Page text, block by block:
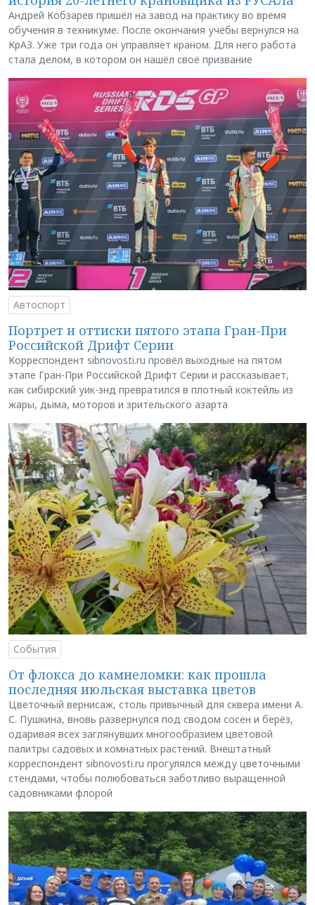
Андрей Кобзарев пришёл на завод на практику во время
обучения в техникуме. После окончания учёбы вернулся на
КрАЗ. Уже три года он управляет краном. Для него работа
стала делом, в котором он нашёл своё призвание
Автоспорт
Портрет и оттиски пятого этапа Гран-При
Российской Дрифт Серии
Корреспондент sibnovosti.ru провёл выходные на пятом
этапе Гран-При Российской Дрифт Серии и рассказывает,
как сибирский уик-энд превратился в плотный коктейль из
жары, дыма, моторов и зрительского азарта
События
От флокса до камнеломки: как прошла
последняя июльская выставка цветов
Цветочный вернисаж, столь привычный для сквера имени А.
С. Пушкина, вновь развернулся под сводом сосен и берёз,
одаривая всех заглянувших многообразием цветовой
палитры садовых и комнатных растений. Внештатный
корреспондент sibnovosti.ru прогулялся между цветочными
стендами, чтобы полюбоваться заботливо выращенной
садовниками флорой